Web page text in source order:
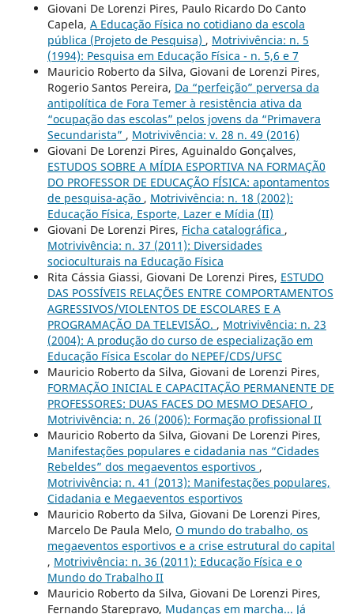
Giovani De Lorenzi Pires, Paulo Ricardo Do Canto
Capela, A Educação Física no cotidiano da escola
pública (Projeto de Pesquisa) , Motrivivência: n. 5
(1994): Pesquisa em Educação Física - n. 5,6 e 7
Mauricio Roberto da Silva, Giovani de Lorenzi Pires,
Rogerio Santos Pereira, Da “perfeição” perversa da
antipolítica de Fora Temer à resistência ativa da
“ocupação das escolas” pelos jovens da “Primavera
Secundarista” , Motrivivência: v. 28 n. 49 (2016)
Giovani De Lorenzi Pires, Aguinaldo Gonçalves,
ESTUDOS SOBRE A MÍDIA ESPORTIVA NA FORMAÇÃ0
DO PROFESSOR DE EDUCAÇÃO FÍSICA: apontamentos
de pesquisa-ação , Motrivivência: n. 18 (2002):
Educação Física, Esporte, Lazer e Mídia (II)
Giovani De Lorenzi Pires, Ficha catalográfica ,
Motrivivência: n. 37 (2011): Diversidades
socioculturais na Educação Física
Rita Cássia Giassi, Giovani De Lorenzi Pires, ESTUDO
DAS POSSÍVEIS RELAÇÕES ENTRE COMPORTAMENTOS
AGRESSIVOS/VIOLENTOS DE ESCOLARES E A
PROGRAMAÇÃO DA TELEVISÃO. , Motrivivência: n. 23
(2004): A produção do curso de especialização em
Educação Física Escolar do NEPEF/CDS/UFSC
Mauricio Roberto da Silva, Giovani de Lorenzi Pires,
FORMAÇÃO INICIAL E CAPACITAÇÃO PERMANENTE DE
PROFESSORES: DUAS FACES DO MESMO DESAFIO ,
Motrivivência: n. 26 (2006): Formação profissional II
Mauricio Roberto da Silva, Giovani De Lorenzi Pires,
Manifestações populares e cidadania nas “Cidades
Rebeldes” dos megaeventos esportivos ,
Motrivivência: n. 41 (2013): Manifestações populares,
Cidadania e Megaeventos esportivos
Mauricio Roberto da Silva, Giovani De Lorenzi Pires,
Marcelo De Paula Melo, O mundo do trabalho, os
megaeventos esportivos e a crise estrutural do capital
, Motrivivência: n. 36 (2011): Educação Física e o
Mundo do Trabalho II
Mauricio Roberto da Silva, Giovani De Lorenzi Pires,
Fernando Starepravo, Mudanças em marcha... Já